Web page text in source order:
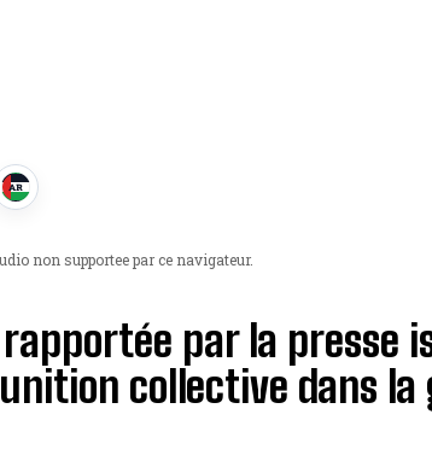
AR
A
a
e
non supportee par ce navigateur.
par la presse
collective dans